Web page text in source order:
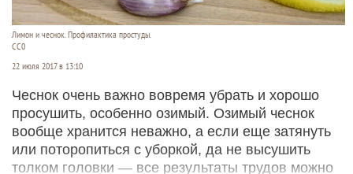
Лимон и чеснок. Профилактика простуды.
СС0
22 июля 2017 в 13:10
Чеснок очень важно вовремя убрать и хорошо
просушить, особенно озимый. Озимый чеснок
вообще хранится неважно, а если еще затянуть
или поторопиться с уборкой, да не высушить
толком головки — все результаты трудов можно